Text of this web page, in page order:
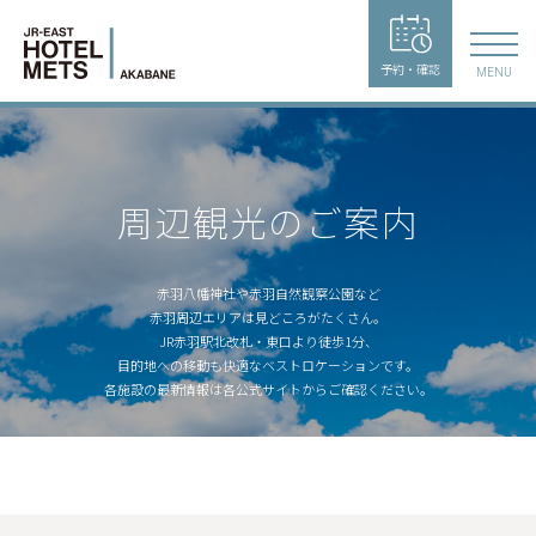
予約・確認 MENU
周辺観光のご案内
赤羽八幡神社や赤羽自然観察公園など
赤羽周辺エリアは見どころがたくさん。
JR赤羽駅北改札・東口より徒歩1分、
目的地への移動も快適なベストロケーションです。
各施設の最新情報は各公式サイトからご確認ください。